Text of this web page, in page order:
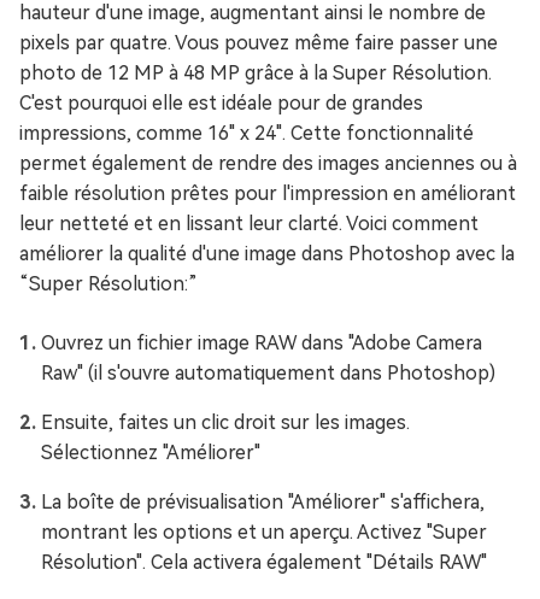
hauteur d'une image, augmentant ainsi le nombre de
pixels par quatre. Vous pouvez même faire passer une
photo de 12 MP à 48 MP grâce à la Super Résolution.
C'est pourquoi elle est idéale pour de grandes
impressions, comme 16" x 24". Cette fonctionnalité
permet également de rendre des images anciennes ou à
faible résolution prêtes pour l'impression en améliorant
leur netteté et en lissant leur clarté. Voici comment
améliorer la qualité d'une image dans Photoshop avec la
“Super Résolution:”
Ouvrez un fichier image RAW dans "Adobe Camera
Raw" (il s'ouvre automatiquement dans Photoshop)
Ensuite, faites un clic droit sur les images.
Sélectionnez "Améliorer"
La boîte de prévisualisation "Améliorer" s'affichera,
montrant les options et un aperçu. Activez "Super
Résolution". Cela activera également "Détails RAW"